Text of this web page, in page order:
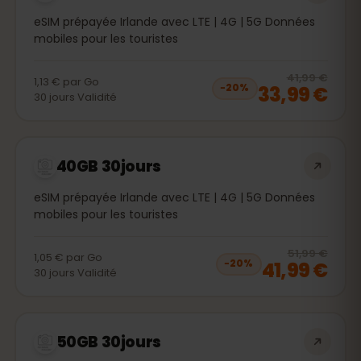
eSIM prépayée Irlande avec LTE | 4G | 5G Données
mobiles pour les touristes
1,13 € par Go
30 jours Validité
−20%
41,99 €
33,99 €
40GB 30jours
eSIM prépayée Irlande avec LTE | 4G | 5G Données
mobiles pour les touristes
1,05 € par Go
30 jours Validité
−20%
51,99 €
41,99 €
50GB 30jours